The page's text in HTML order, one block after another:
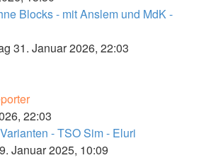
Blocks - mit Anslem und MdK -
31. Januar 2026, 22:03
22:03
- TSO Sim - Eluri
Januar 2025, 10:09